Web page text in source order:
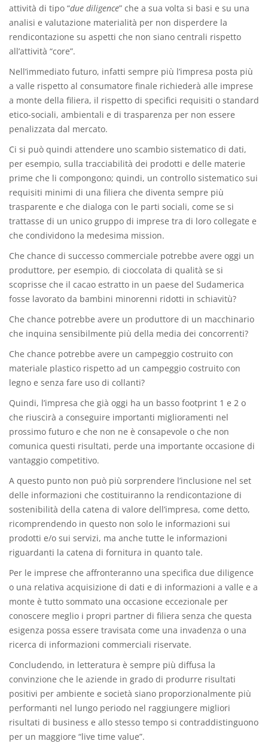
attività di tipo “due diligence” che a sua volta si basi e su una
analisi e valutazione materialità per non disperdere la
rendicontazione su aspetti che non siano centrali rispetto
all’attività “core”.
Nell’immediato futuro, infatti sempre più l’impresa posta più
a valle rispetto al consumatore finale richiederà alle imprese
a monte della filiera, il rispetto di specifici requisiti o standard
etico-sociali, ambientali e di trasparenza per non essere
penalizzata dal mercato.
Ci si può quindi attendere uno scambio sistematico di dati,
per esempio, sulla tracciabilità dei prodotti e delle materie
prime che li compongono; quindi, un controllo sistematico sui
requisiti minimi di una filiera che diventa sempre più
trasparente e che dialoga con le parti sociali, come se si
trattasse di un unico gruppo di imprese tra di loro collegate e
che condividono la medesima mission.
Che chance di successo commerciale potrebbe avere oggi un
produttore, per esempio, di cioccolata di qualità se si
scoprisse che il cacao estratto in un paese del Sudamerica
fosse lavorato da bambini minorenni ridotti in schiavitù?
Che chance potrebbe avere un produttore di un macchinario
che inquina sensibilmente più della media dei concorrenti?
Che chance potrebbe avere un campeggio costruito con
materiale plastico rispetto ad un campeggio costruito con
legno e senza fare uso di collanti?
Quindi, l’impresa che già oggi ha un basso footprint 1 e 2 o
che riuscirà a conseguire importanti miglioramenti nel
prossimo futuro e che non ne è consapevole o che non
comunica questi risultati, perde una importante occasione di
vantaggio competitivo.
A questo punto non può più sorprendere l’inclusione nel set
delle informazioni che costituiranno la rendicontazione di
sostenibilità della catena di valore dell’impresa, come detto,
ricomprendendo in questo non solo le informazioni sui
prodotti e/o sui servizi, ma anche tutte le informazioni
riguardanti la catena di fornitura in quanto tale.
Per le imprese che affronteranno una specifica due diligence
o una relativa acquisizione di dati e di informazioni a valle e a
monte è tutto sommato una occasione eccezionale per
conoscere meglio i propri partner di filiera senza che questa
esigenza possa essere travisata come una invadenza o una
ricerca di informazioni commerciali riservate.
Concludendo, in letteratura è sempre più diffusa la
convinzione che le aziende in grado di produrre risultati
positivi per ambiente e società siano proporzionalmente più
performanti nel lungo periodo nel raggiungere migliori
risultati di business e allo stesso tempo si contraddistinguono
per un maggiore “live time value”.